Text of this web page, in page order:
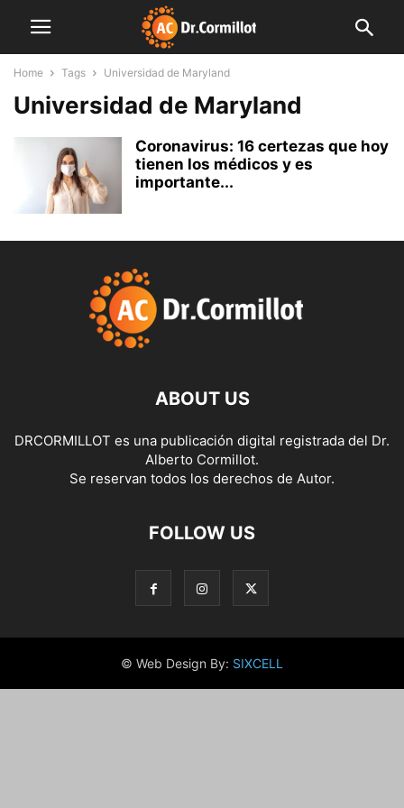
Home Tags Universidad de Maryland
Universidad de Maryland
Coronavirus: 16 certezas que hoy
tienen los médicos y es
importante...
ABOUT US
DRCORMILLOT es una publicación digital registrada del Dr.
Alberto Cormillot.
Se reservan todos los derechos de Autor.
FOLLOW US
© Web Design By: SIXCELL